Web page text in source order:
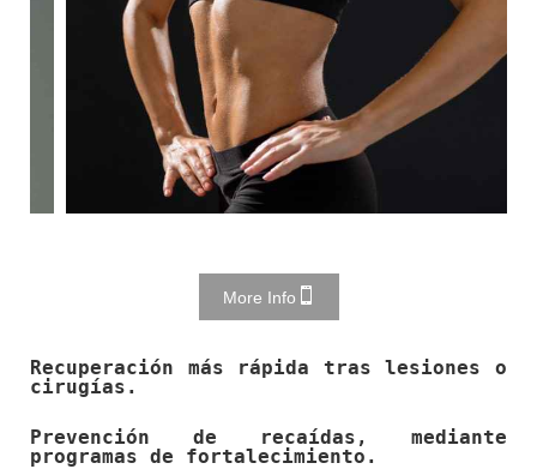
More Info
Recuperación más rápida tras lesiones o
cirugías.
Prevención de recaídas, mediante
programas de fortalecimiento.